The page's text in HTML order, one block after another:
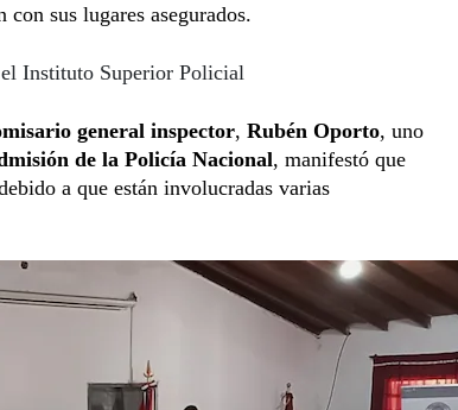
sus lugares asegurados.
Instituto Superior Policial
general inspector, Rubén Oporto, uno
de la Policía Nacional, manifestó que
a que están involucradas varias